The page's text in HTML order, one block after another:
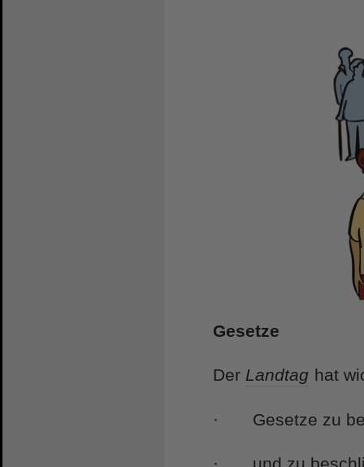
Gesetze
Der Landtag hat
· Gesetze zu